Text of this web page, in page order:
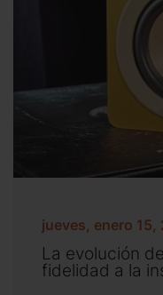
jueves, enero 15,
La evolución
fidelidad a la